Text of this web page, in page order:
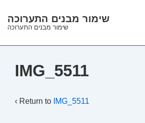
Skip
Main
שימור מבנים התערוכה
שימור מבנים התערוכה
IMG_5511
‹ Return to IMG_5511